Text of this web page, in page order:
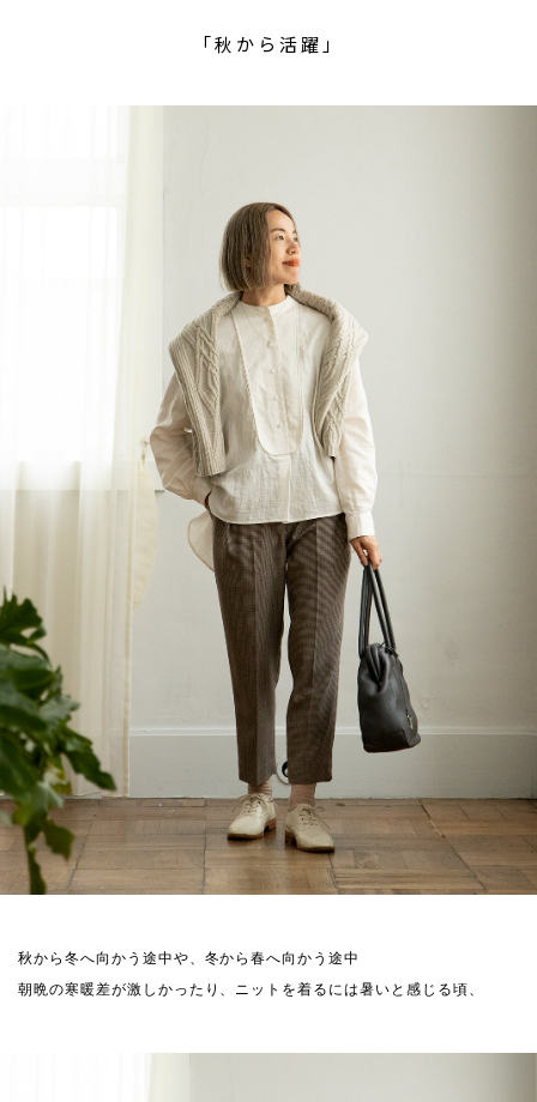
「秋から活躍」
秋から冬へ向かう途中や、冬から春へ向かう途中
朝晩の寒暖差が激しかったり、ニットを着るには暑いと感じる頃、